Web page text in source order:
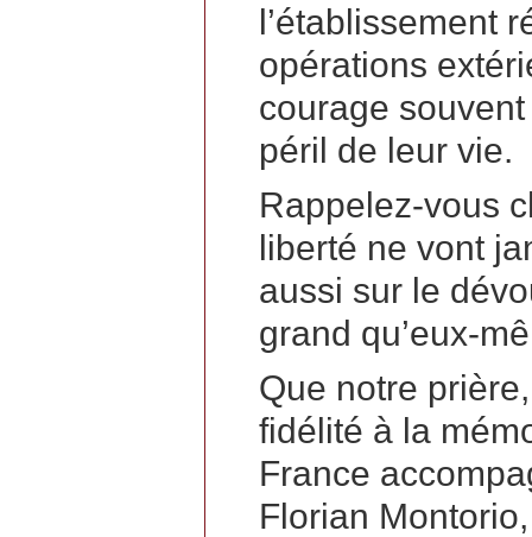
l’établissement
opérations
courage
péril de leur vie.
Rappelez-vous
liberté ne vont
aussi sur le
grand qu’eux-
Que notre
fidélité à la
France
Florian